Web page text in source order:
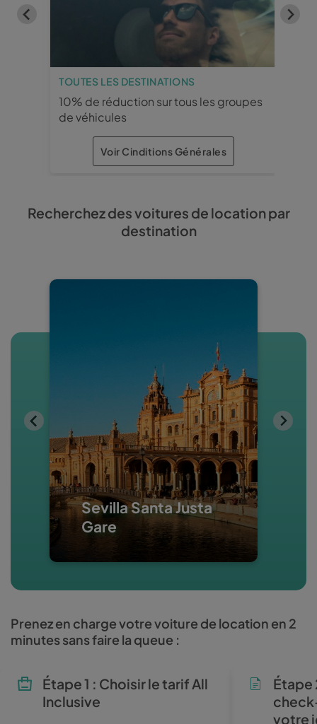
TOUTES LES DESTINATIONS
10% de réduction sur tous les groupes
de véhicules
Voir Cinditions Générales
×
TOUTES LES DESTINATIONS
· Groupes de voitures : Tous.
· Offre valable pour les tarifs All
Inclusive et Smart Car.
· Lieux : toutes.
· Tous les locations de voitures sont
soumises àles Termes et Conditions
de Wiber Rent a Car.
Réservez maintenant
Recherchez des voitures de location par
destination
Sevilla Santa Justa
Gare
Prenez en charge votre voiture de location en 2
minutes sans faire la queue :
Étape 1 : Choisir le tarif All
Inclusive
Étape
votre